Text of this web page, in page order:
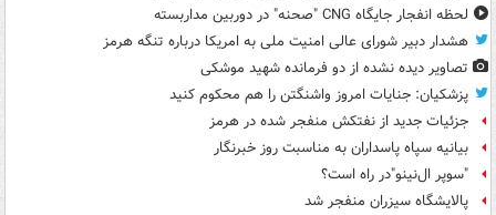
لحظه انفجار جایگاه CNG "صحنه" در دوربین مداربسته
هشدار دبیر شورای عالی امنیت ملی به امریکا درباره تنگه هرمز
تصاویر دیده‌ نشده از دو فرمانده شهید موشکی
پزشکیان: جنایات امروز واشنگتن را هم محکوم کنید
جزئیات جدید از نفتکش منفجر شده در هرمز
بیانیه سپاه پاسداران به مناسبت روز خبرنگار
"سوپر ال‌نینو"در راه است؟
پالایشگاه سیزران منفجر شد